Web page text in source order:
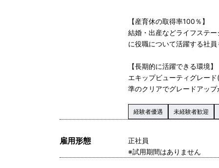
【産育休の取得率100％】
結婚・出産などライフステ
に役職について活躍する社
【長期的に活躍できる環境】
エキップビューティグレー
準のクリアでグレードアッ
経験者優遇 未経験者歓迎
雇用形態
正社員
※試用期間はありません